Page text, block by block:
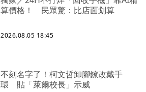
算價格！ 民眾驚：比店面划算
2026.08.05 18:45
不刻名字了！柯文哲卸腳鐐改戴手
環 貼「萊爾校長」示威